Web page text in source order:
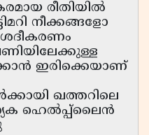
രീതിയിൽ
നീക്കങ്ങളോ
ഇരിക്കെയാണ്
ഖത്തറിലെ
ഹെൽപ്പ്‌ലൈൻ